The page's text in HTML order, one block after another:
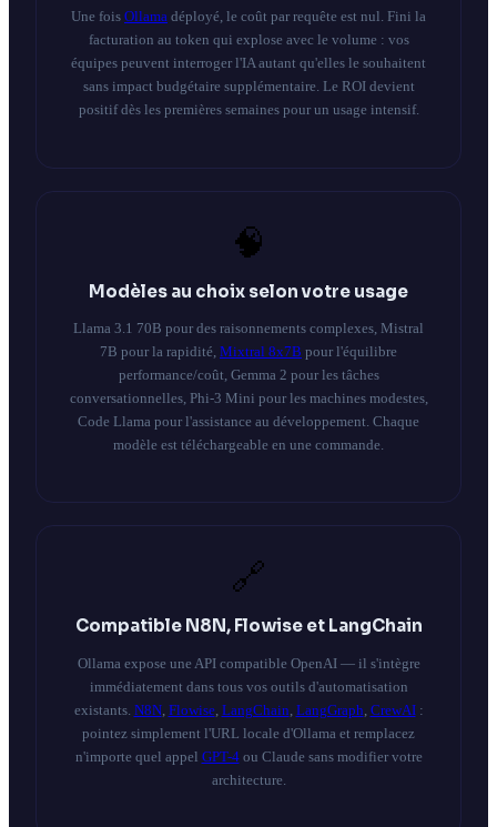
Une fois Ollama déployé, le coût par requête est nul. Fini la
facturation au token qui explose avec le volume : vos
équipes peuvent interroger l'IA autant qu'elles le souhaitent
sans impact budgétaire supplémentaire. Le ROI devient
positif dès les premières semaines pour un usage intensif.
🧠
Modèles au choix selon votre usage
Llama 3.1 70B pour des raisonnements complexes, Mistral
7B pour la rapidité, Mixtral 8x7B pour l'équilibre
performance/coût, Gemma 2 pour les tâches
conversationnelles, Phi-3 Mini pour les machines modestes,
Code Llama pour l'assistance au développement. Chaque
modèle est téléchargeable en une commande.
🔗
Compatible N8N, Flowise et LangChain
Ollama expose une API compatible OpenAI — il s'intègre
immédiatement dans tous vos outils d'automatisation
existants. N8N, Flowise, LangChain LangGraph CrewAI:
pointez simplement l'URL locale d'Ollama et remplacez
n'importe quel appel GPT-4ou Claude sans modifier votre
architecture.